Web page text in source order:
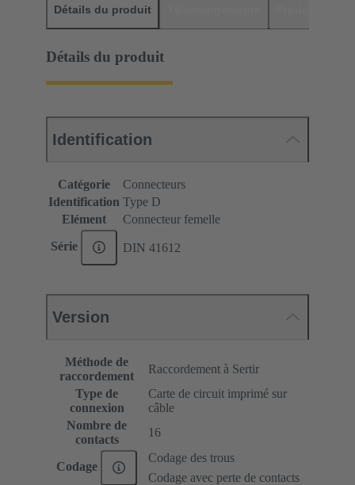
Détails du produit
Détails du produit
Identification
Catégorie
Connecteurs
Identification Type D
Elément
Connecteur femelle
Série DIN 41612
Version
Méthode de
raccordement
Raccordement à Sertir
Type de
connexion
Carte de circuit imprimé sur
câble
Nombre de
contacts
16
Codage
Codage des trous
Codage avec perte de contacts